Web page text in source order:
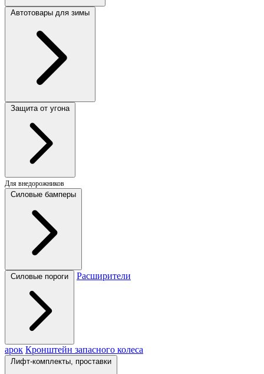
Автотовары для зимы
Защита от угона
Для внедорожников
Силовые бамперы
Силовые пороги Расширители
арок Кронштейн запасного колеса
Лифт-комплекты, проставки